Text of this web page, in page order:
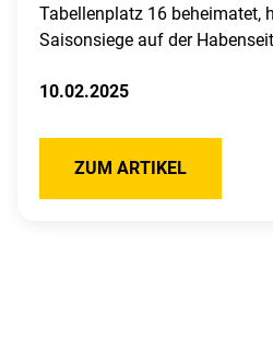
Tabellenplatz 16 beheimatet,
Saisonsiege auf der
10.02.2025
ZUM ARTIKEL